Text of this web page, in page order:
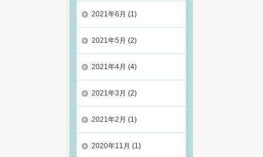
2021年6月 (1)
2021年5月 (2)
2021年4月 (4)
2021年3月 (2)
2021年2月 (1)
2020年11月 (1)